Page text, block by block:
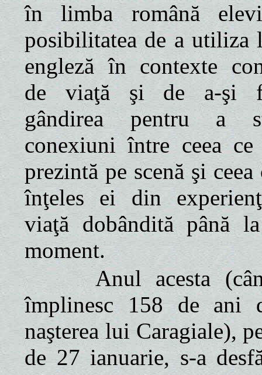
în limba română
posibilitatea de a utiliza
engleză în contexte
de viaţă şi de a-şi
gândirea pentru a
conexiuni între ceea
prezintă pe scenă şi ceea
înţeles ei din
viaţă dobândită până
moment.
Anul acesta
împlinesc 158 de ani
naşterea lui Caragiale),
de 27 ianuarie, s-a